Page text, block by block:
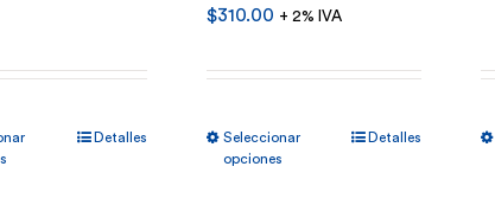
Detalles
$310.00 + 2% IVA
Seleccionar
opciones
Detalles